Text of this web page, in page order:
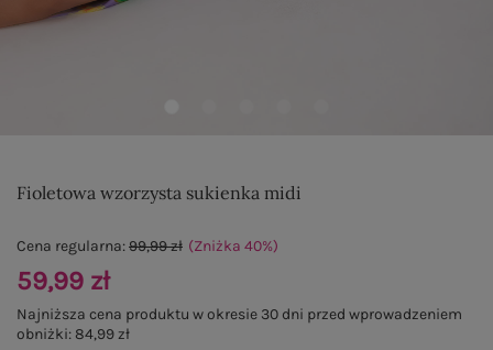
Fioletowa wzorzysta sukienka midi
Cena regularna:99,99 zł (Zniżka 40%)
59,99 zł
Najniższa cena produktu w okresie 30 dni przed wprowadzeniem
obniżki: 84,99 zł